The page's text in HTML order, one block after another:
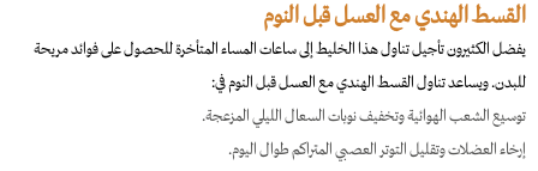
القسط الهندي مع العسل قبل النوم
يفضل الكثيرون تأجيل تناول هذا الخليط إلى ساعات المساء المتأخرة للحصول على فوائد مريحة
للبدن. ويساعد تناول القسط الهندي مع العسل قبل النوم في:
توسيع الشعب الهوائية وتخفيف نوبات السعال الليلي المزعجة.
إرخاء العضلات وتقليل التوتر العصبي المتراكم طوال اليوم.